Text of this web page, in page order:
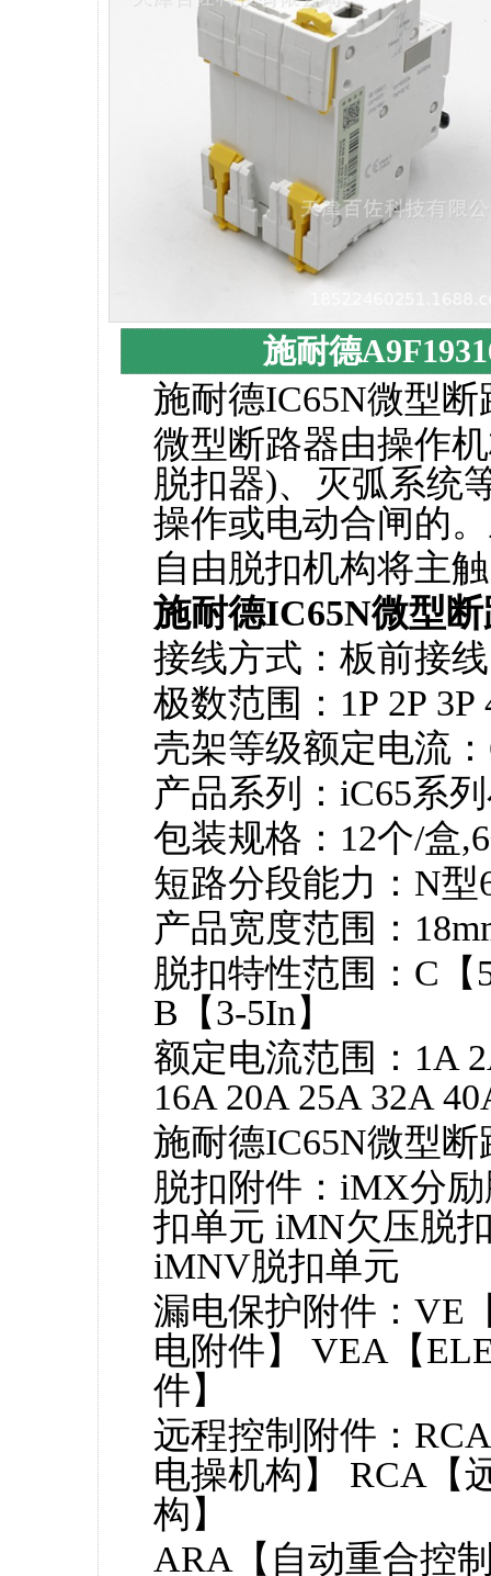
施耐德
施耐德IC65N微型
微型断路器由操作
脱扣器)、灭弧系统
操作或电动合闸的
自由脱扣机构将主
施耐德IC65N微型
接线方式：板前接线
极数范围：1P 2P 3P
壳架等级额定电流
产品系列：iC65系
包装规格：12个/盒
短路分段能力：N
产品宽度范围：
脱扣特性范围：C【
B【3-5In】
额定电流范围：1A
16A 20A 25A 32A
施耐德IC65N微型
脱扣附件：iMX分
扣单元 iMN欠压脱
iMNV脱扣单元
漏电保护附件：VE
电附件】 VEA【
件】
远程控制附件：
电操机构】 RCA【
构】
ARA【自动重合控